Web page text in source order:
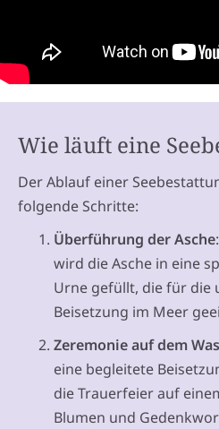
Wie läuft eine
Der Ablauf einer
folgende Schritte:
Überführung der Asche
wird die Asche in eine
Urne gefüllt, die für die
Beisetzung im Meer
Zeremonie auf dem
eine begleitete
die Trauerfeier auf
Blumen und